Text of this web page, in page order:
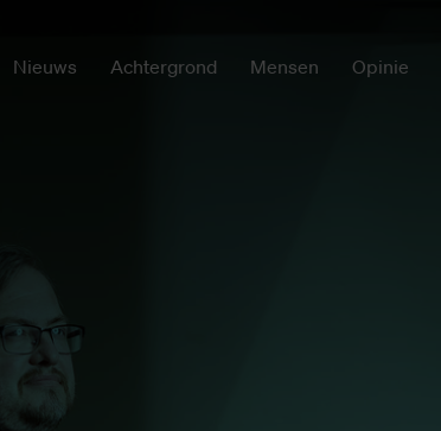
Nieuws Achtergrond Mensen Opinie